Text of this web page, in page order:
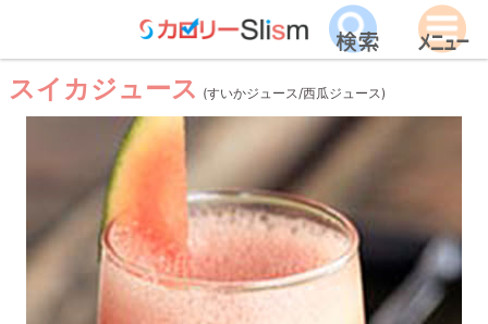
スイカジュース (すいかジュース/西瓜ジュース)